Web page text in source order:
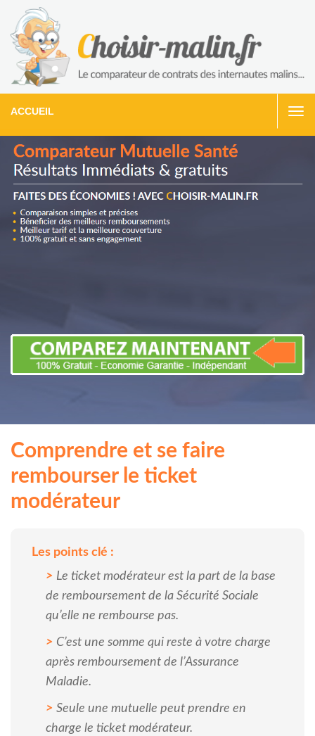
ACCUEIL
Comprendre et se faire
rembourser le ticket
modérateur
Les points clé :
Le ticket modérateur est la part de la base
de remboursement de la Sécurité Sociale
qu’elle ne rembourse pas.
C’est une somme qui reste à votre charge
après remboursement de l’Assurance
Maladie.
Seule une mutuelle peut prendre en
charge le ticket modérateur.